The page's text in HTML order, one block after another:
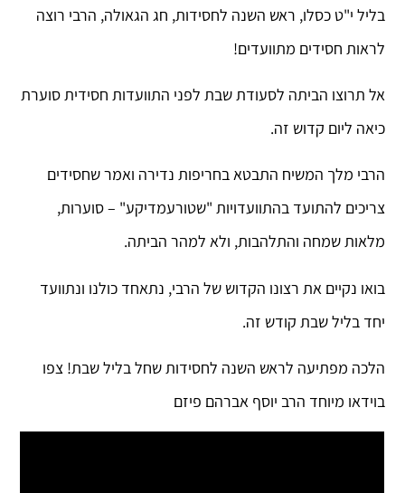
בליל י"ט כסלו, ראש השנה לחסידות, חג הגאולה, הרבי רוצה
לראות חסידים מתוועדים!
אל תרוצו הביתה לסעודת שבת לפני התוועדות חסידית סוערת
כיאה ליום קדוש זה.
הרבי מלך המשיח התבטא בחריפות נדירה ואמר שחסידים
צריכים להתועד בהתוועדויות "שטורעמדיקע" – סוערות,
מלאות שמחה והתלהבות, ולא למהר הביתה.
בואו נקיים את רצונו הקדוש של הרבי, נתאחד כולנו ונתוועד
יחד בליל שבת קודש זה.
הלכה מפתיעה לראש השנה לחסידות שחל בליל שבת! צפו
בוידאו מיוחד הרב יוסף אברהם פיזם